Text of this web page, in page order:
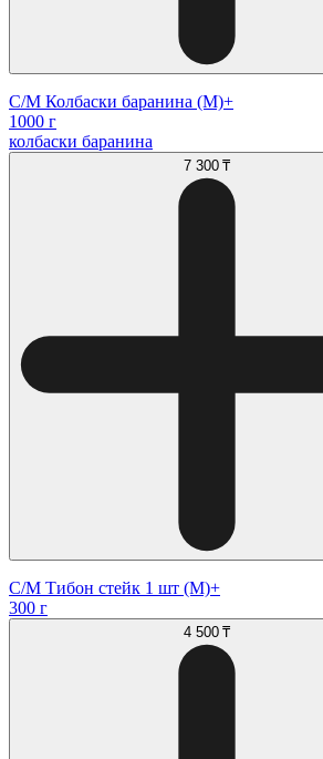
С/М Колбаски баранина (М)+
1000 г
колбаски баранина
7 300 ₸
С/М Тибон стейк 1 шт (М)+
300 г
4 500 ₸